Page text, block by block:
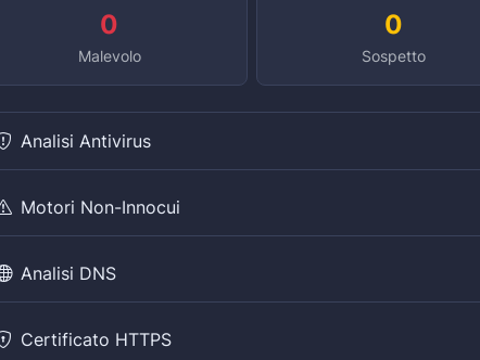
0
Malevolo
0
Sospetto
Analisi Antivirus
Motori Non-Innocui
Analisi DNS
Certificato HTTPS